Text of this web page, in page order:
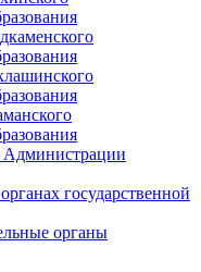
Администрации
государственной
органы